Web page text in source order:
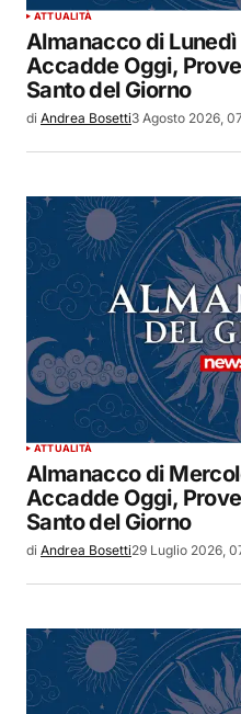
ATTUALITÀ
Almanacco di
Accadde Oggi,
Santo del Giorno
di Andrea Bosetti3 Agosto 2026,
ATTUALITÀ
Almanacco di
Accadde Oggi,
Santo del Giorno
di Andrea Bosetti29 Luglio 2026,